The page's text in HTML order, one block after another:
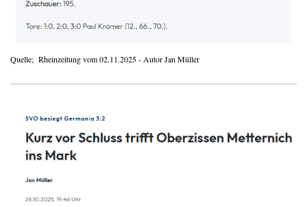
Quelle; Rheinzeitung vom 02.11.2025 - Autor Jan Müller